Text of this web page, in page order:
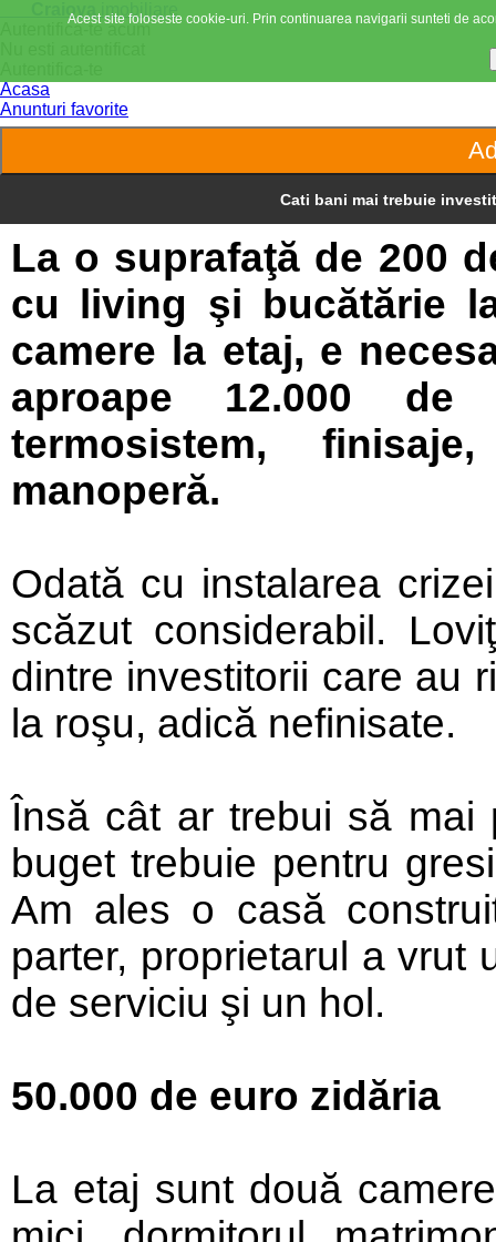
Craiova
imobiliare
Autentifica-te acum
Acasa
Anunturi favorite
Cati bani mai trebuie
La o suprafaţă de 200
cu living şi bucătărie
camere la etaj, e
aproape 12.000 de
termosistem,
manoperă.
Odată cu instalarea
scăzut considerabil.
dintre investitorii care au
la roşu, adică nefinisate.
Însă cât ar trebui să
buget trebuie pentru
Am ales o casă
parter, proprietarul a vrut
de serviciu şi un hol.
50.000 de euro zidăria
La etaj sunt două
Acest site foloseste cookie-uri. Prin continuarea navigarii sunteti de